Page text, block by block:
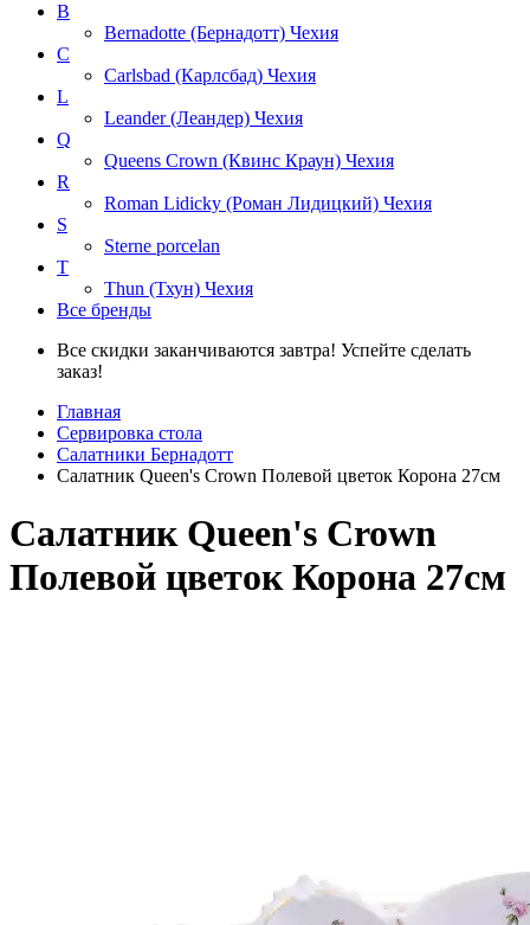
B
Bernadotte (Бернадотт) Чехия
C
Carlsbad (Карлсбад) Чехия
L
Leander (Леандер) Чехия
Q
Queens Crown (Квинс Краун) Чехия
R
Roman Lidicky (Роман Лидицкий) Чехия
S
Sterne porcelan
T
Thun (Тхун) Чехия
Все бренды
Все скидки заканчиваются завтра! Успейте сделать
заказ!
Главная
Сервировка стола
Салатники Бернадотт
Салатник Queen's Crown Полевой цветок Корона 27см
Салатник Queen's Crown
Полевой цветок Корона 27см